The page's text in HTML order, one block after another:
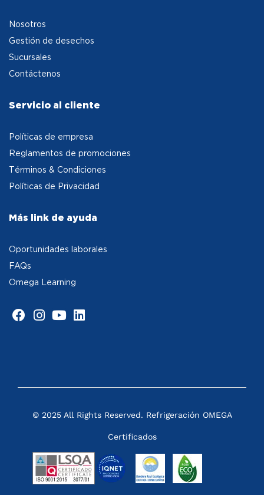
Nosotros
Gestión de desechos
Sucursales
Contáctenos
Servicio al cliente
Políticas de empresa
Reglamentos de promociones
Términos & Condiciones
Políticas de Privacidad
Más link de ayuda
Oportunidades laborales
FAQs
Omega Learning
© 2025 All Rights Reserved. Refrigeración OMEGA
Certificados